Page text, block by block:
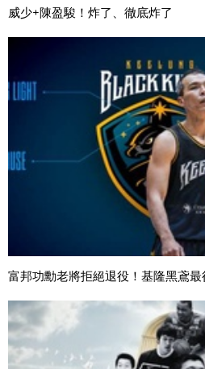
威少+陳盈駿！炸了、徹底炸了
富邦功勳老將拒絕退役！基隆黑鳶